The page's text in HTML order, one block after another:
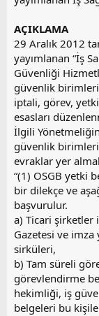
AÇIKLAMA
29 Aralık 2012
yayımlanan “İş
Güvenliği
güvenlik
iptali, görev,
esasları
İlgili
güvenlik
evraklar yer
“(1) OSGB yetki
bir dilekçe ve
başvurulur.
a) Ticari şirketler
Gazetesi ve
sirküleri,
b) Tam süreli
görevlendirme
hekimliği, iş
belgeleri bu